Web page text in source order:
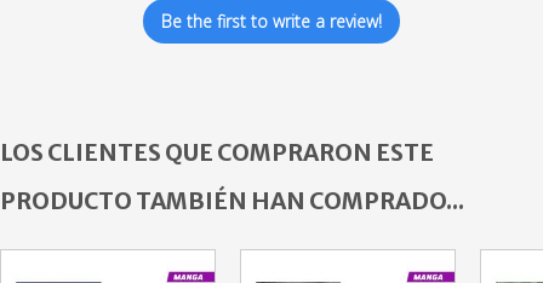
Be the first to write a review!
LOS CLIENTES QUE COMPRARON ESTE
PRODUCTO TAMBIÉN HAN COMPRADO...